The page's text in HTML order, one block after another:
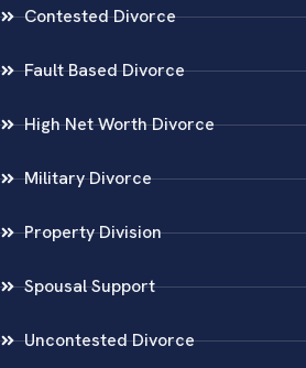
Contested Divorce
Fault Based Divorce
High Net Worth Divorce
Military Divorce
Property Division
Spousal Support
Uncontested Divorce